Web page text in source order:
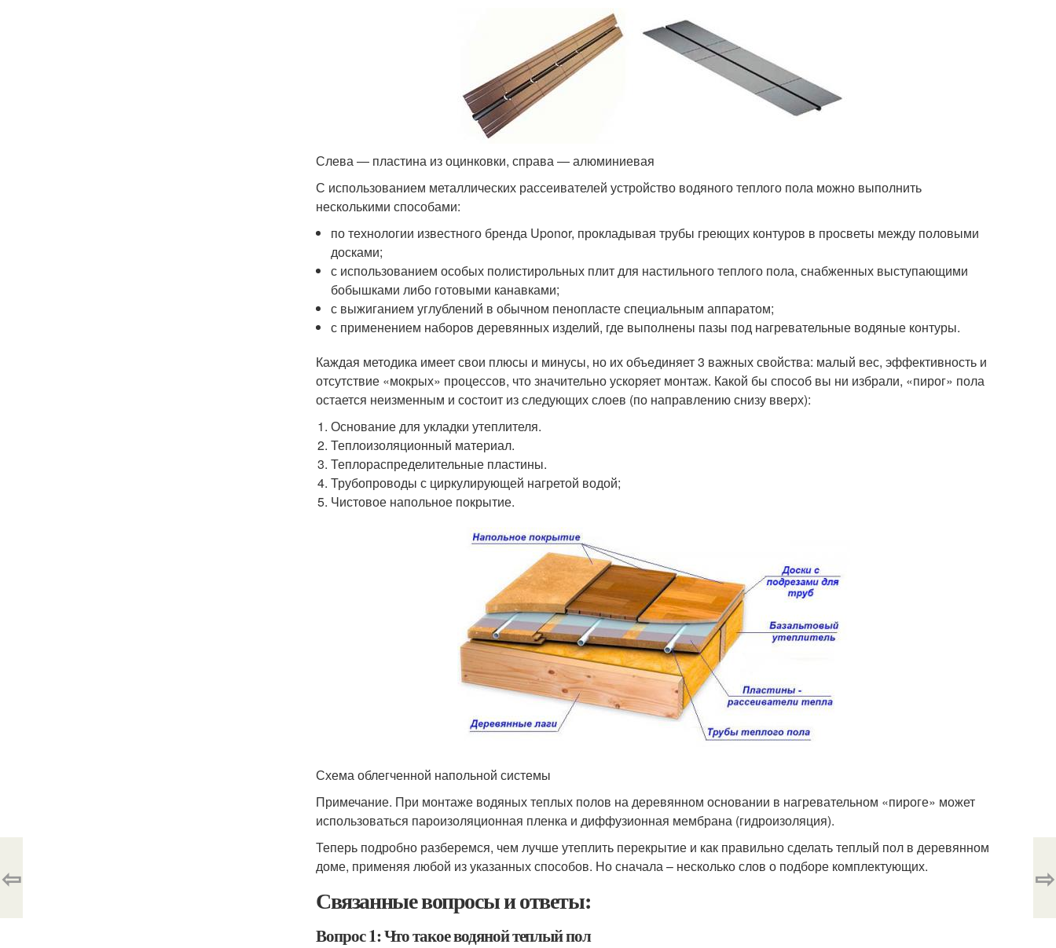
Слева — пластина из оцинковки, справа — алюминиевая
С использованием металлических рассеивателей устройство водяного теплого пола можно выполнить
несколькими способами:
по технологии известного бренда Uponor, прокладывая трубы греющих контуров в просветы между половыми
досками;
с использованием особых полистирольных плит для настильного теплого пола, снабженных выступающими
бобышками либо готовыми канавками;
с выжиганием углублений в обычном пенопласте специальным аппаратом;
с применением наборов деревянных изделий, где выполнены пазы под нагревательные водяные контуры.
Каждая методика имеет свои плюсы и минусы, но их объединяет 3 важных свойства: малый вес, эффективность и
отсутствие «мокрых» процессов, что значительно ускоряет монтаж. Какой бы способ вы ни избрали, «пирог» пола
остается неизменным и состоит из следующих слоев (по направлению снизу вверх):
Основание для укладки утеплителя.
Теплоизоляционный материал.
Теплораспределительные пластины.
Трубопроводы с циркулирующей нагретой водой;
Чистовое напольное покрытие.
Схема облегченной напольной системы
Примечание. При монтаже водяных теплых полов на деревянном основании в нагревательном «пироге» может
использоваться пароизоляционная пленка и диффузионная мембрана (гидроизоляция).
Теперь подробно разберемся, чем лучше утеплить перекрытие и как правильно сделать теплый пол в деревянном
доме, применяя любой из указанных способов. Но сначала – несколько слов о подборе комплектующих.
Связанные вопросы и ответы:
Вопрос 1: Что такое водяной теплый пол
⇦ ⇨